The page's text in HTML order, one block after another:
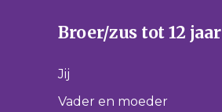
Broer/zus tot 12 jaar
Jij
Vader en moeder